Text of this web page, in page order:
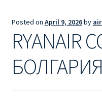
Ryanair из Тампере
RYANAIR ИЗ ЧЕХИИ |
БРНО
Posted on April 9, 2026by
RYANAIR